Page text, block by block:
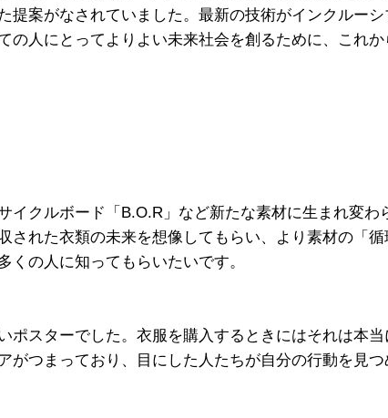
案がなされていました。最新の技術がインクルー
人にとってよりよい未来社会を創るために、これ
クルボード「B.O.R」など新たな素材に生まれ変わ
れた衣類の未来を想像してもらい、より素材の「
の人に知ってもらいたいです。
スターでした。衣服を購入するときにはそれは本当
つまっており、目にした人たちが自分の行動を見